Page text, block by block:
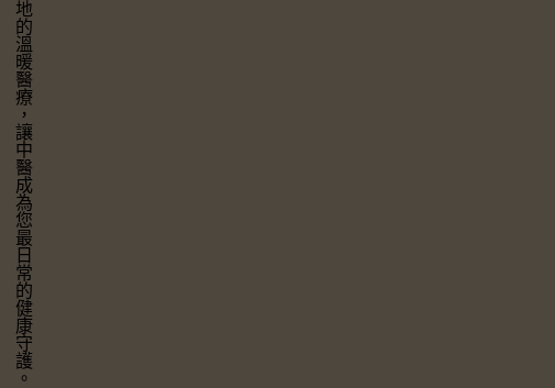
讓中醫成為您最日常的健康守護。